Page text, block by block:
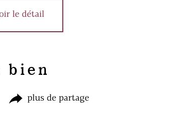
le détail
bien
plus de partage